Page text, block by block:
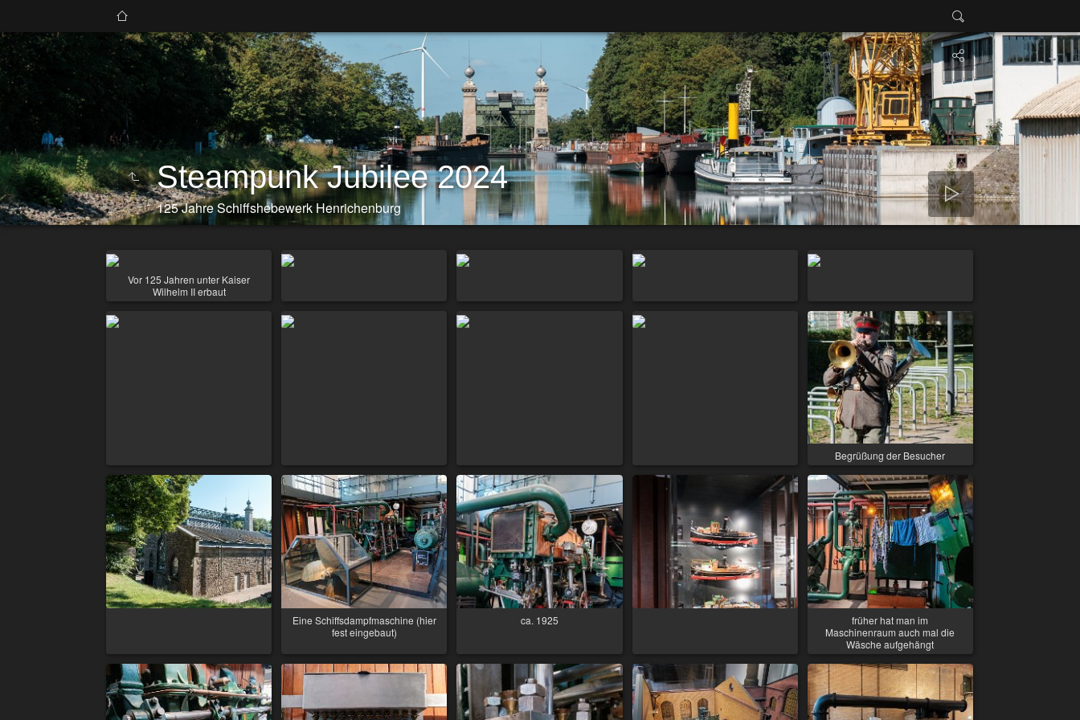
Steampunk Jubilee 2024
125 Jahre Schiffshebewerk Henrichenburg
Vor 125 Jahren unter Kaiser
Wilhelm II erbaut
Begrüßung der Besucher
Eine Schiffsdampfmaschine (hier
fest eingebaut)
ca. 1925
früher hat man im
Maschinenraum auch mal die
Wäsche aufgehängt